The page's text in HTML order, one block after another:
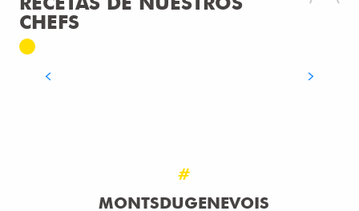
CHEFS
TARTALETAS PRIMAVERALES Y
#
MONTSDUGENEVOIS